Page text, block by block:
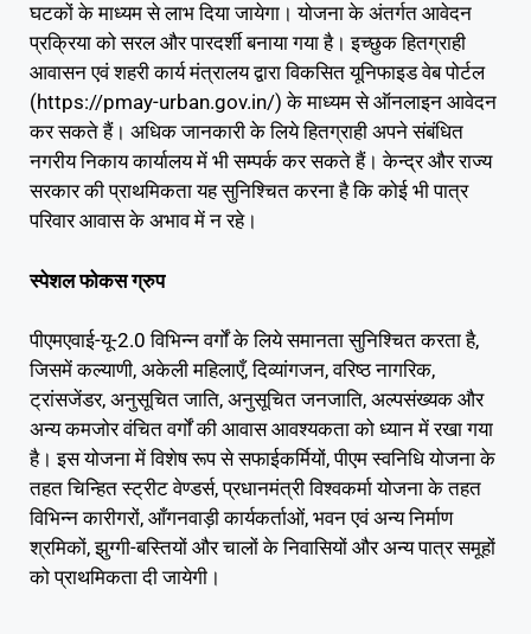
घटकों के माध्यम से लाभ दिया जायेगा। योजना के अंतर्गत आवेदन
प्रक्रिया को सरल और पारदर्शी बनाया गया है। इच्छुक हितग्राही
आवासन एवं शहरी कार्य मंत्रालय द्वारा विकसित यूनिफाइड वेब पोर्टल
(https://pmay-urban.gov.in/) के माध्यम से ऑनलाइन आवेदन
कर सकते हैं। अधिक जानकारी के लिये हितग्राही अपने संबंधित
नगरीय निकाय कार्यालय में भी सम्पर्क कर सकते हैं। केन्द्र और राज्य
सरकार की प्राथमिकता यह सुनिश्चित करना है कि कोई भी पात्र
परिवार आवास के अभाव में न रहे।
स्पेशल फोकस ग्रुप
पीएमएवाई-यू-2.0 विभिन्न वर्गों के लिये समानता सुनिश्चित करता है,
जिसमें कल्याणी, अकेली महिलाएँ, दिव्यांगजन, वरिष्ठ नागरिक,
ट्रांसजेंडर, अनुसूचित जाति, अनुसूचित जनजाति, अल्पसंख्यक और
अन्य कमजोर वंचित वर्गों की आवास आवश्यकता को ध्यान में रखा गया
है। इस योजना में विशेष रूप से सफाईकर्मियों, पीएम स्वनिधि योजना के
तहत चिन्हित स्ट्रीट वेण्डर्स, प्रधानमंत्री विश्वकर्मा योजना के तहत
विभिन्न कारीगरों, आँगनवाड़ी कार्यकर्ताओं, भवन एवं अन्य निर्माण
श्रमिकों, झुग्गी-बस्तियों और चालों के निवासियों और अन्य पात्र समूहों
को प्राथमिकता दी जायेगी।